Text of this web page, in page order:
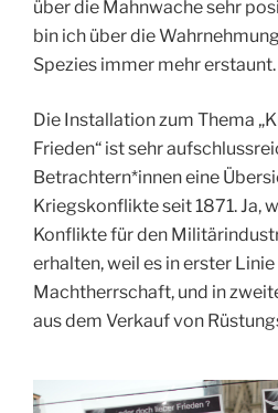
über die Mahnwache sehr
bin ich über die
Spezies immer mehr erstaunt.
Die Installation zum Thema
Frieden“ ist sehr
Betrachtern*innen eine
Kriegskonflikte seit 1871. Ja,
Konflikte für den
erhalten, weil es in erster
Machtherrschaft, und in
aus dem Verkauf von